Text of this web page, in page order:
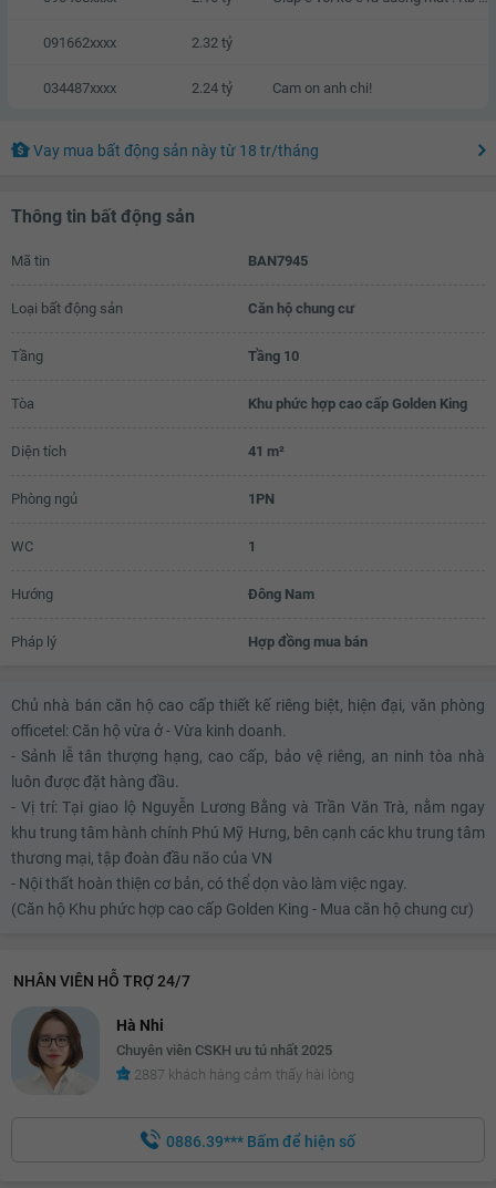
091662xxxx 2.32 tỷ
034487xxxx 2.24 tỷ Cam on anh chi!
Vay mua bất động sản nàytừ 18 tr/tháng
Thông tin bất động sản
Mã tin BAN7945
Loại bất động sản Căn hộ chung cư
Tầng Tầng 10
Tòa Khu phức hợp cao cấp Golden King
Diện tích 41 m²
Phòng ngủ 1PN
WC 1
Hướng Đông Nam
Pháp lý Hợp đồng mua bán
Chủ nhà bán căn hộ cao cấp thiết kế riêng biệt, hiện đại, văn phòng
officetel: Căn hộ vừa ở - Vừa kinh doanh.
- Sảnh lễ tân thượng hạng, cao cấp, bảo vệ riêng, an ninh tòa nhà
luôn được đặt hàng đầu.
- Vị trí: Tại giao lộ Nguyễn Lương Bằng và Trần Văn Trà, nằm ngay
khu trung tâm hành chính Phú Mỹ Hưng, bên cạnh các khu trung tâm
thương mại, tập đoàn đầu não của VN
- Nội thất hoàn thiện cơ bản, có thể dọn vào làm việc ngay.
(Căn hộ Khu phức hợp cao cấp Golden King - Mua căn hộ chung cư)
NHÂN VIÊN HỖ TRỢ 24/7
Hà Nhi
Chuyên viên CSKH ưu tú nhất 2025
2887 khách hàng cảm thấy hài lòng
0886.39*** Bấm để hiện số